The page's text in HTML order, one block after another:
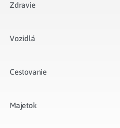
Zdravie
Vozidlá​
Cestovanie
Majetok​